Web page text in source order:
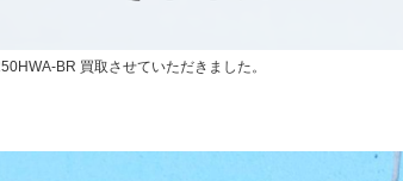
BR 買取させていただきました。